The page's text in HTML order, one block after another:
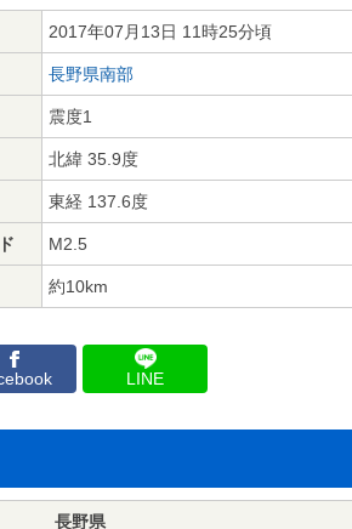
2017年07月13日 11時25分頃
長野県南部
震度1
北緯 35.9度
東経 137.6度
M2.5
約10km
LINE
長野県